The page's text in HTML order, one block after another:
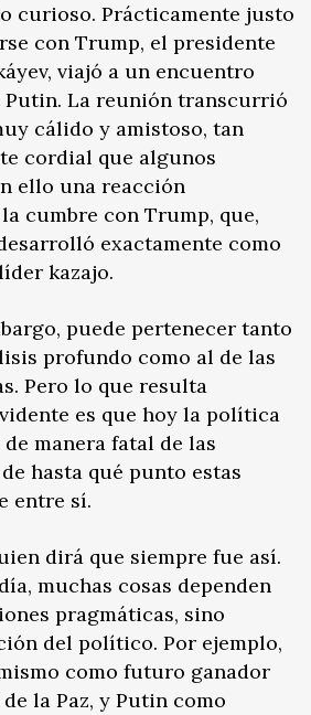
curioso. Prácticamente justo
con Trump, el presidente
viajó a un encuentro
Putin. La reunión transcurrió
cálido y amistoso, tan
cordial que algunos
ello una reacción
cumbre con Trump, que,
exactamente como
kazajo.
puede pertenecer tanto
profundo como al de las
Pero lo que resulta
es que hoy la política
manera fatal de las
hasta qué punto estas
entre sí.
dirá que siempre fue así.
muchas cosas dependen
pragmáticas, sino
del político. Por ejemplo,
como futuro ganador
la Paz, y Putin como